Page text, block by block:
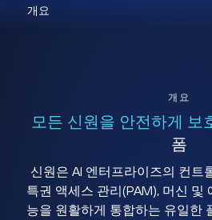
개요
모든 신원을 안전하게 보
폼
신원은 AI 엔터프라이즈의 컨트
특권 액세스 관리(PAM), 머신 및
능을 원활하게 통합하는 유일한